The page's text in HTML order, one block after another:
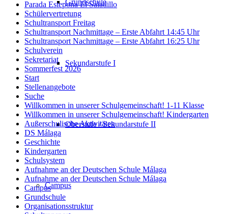
Grundschule
Sekundarstufe I
Oberstufe / Sekundarstufe II
Campus
Parada Estepona El Saladillo
Schülervertretung
Schultransport Freitag
Schultransport Nachmittage – Erste Abfahrt 14:45 Uhr
Schultransport Nachmittage – Erste Abfahrt 16:25 Uhr
Schulverein
Sekretariat
Sommerfest 2026
Start
Stellenangebote
Suche
Willkommen in unserer Schulgemeinschaft! 1-11 Klasse
Willkommen in unserer Schulgemeinschaft! Kindergarten
Außerschulische Aktivitäten
DS Málaga
Geschichte
Kindergarten
Schulsystem
Aufnahme an der Deutschen Schule Málaga
Aufnahme an der Deutschen Schule Málaga
Campus
Grundschule
Organisationsstruktur